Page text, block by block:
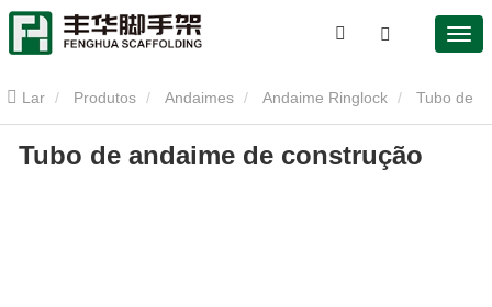
Lar Produtos Andaimes Andaime Ringlock
andaime de construção
Tubo de andaime de construção